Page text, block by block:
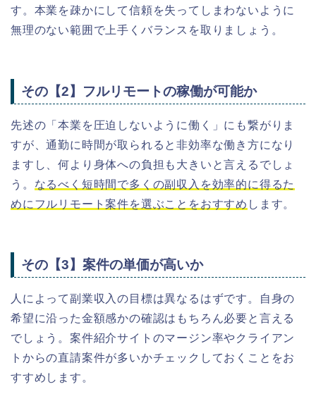
す。本業を疎かにして信頼を失ってしまわないように
無理のない範囲で上手くバランスを取りましょう。
その【2】フルリモートの稼働が可能か
先述の「本業を圧迫しないように働く」にも繋がりま
すが、通勤に時間が取られると非効率な働き方になり
ますし、何より身体への負担も大きいと言えるでしょ
う。 なるべく短時間で多くの副収入を効率的に得るた
めにフルリモート案件を選ぶことをおすすめ します。
その【3】案件の単価が高いか
人によって副業収入の目標は異なるはずです。自身の
希望に沿った金額感かの確認はもちろん必要と言える
でしょう。 案件紹介サイトのマージン率やクライアン
トからの直請案件が多いかチェックしておくことをお
すすめします。